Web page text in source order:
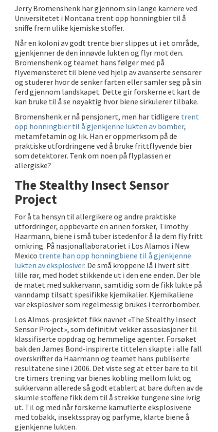
Jerry Bromenshenk har gjennom sin lange karriere ved
Universitetet i Montana trent opp honningbier til å
sniffe frem ulike kjemiske stoffer.
Når en koloni av godt trente bier slippes ut i et område,
gjenkjenner de den innøvde lukten og flyr mot den.
Bromenshenk og teamet hans følger med på
flyvemønsteret til biene ved hjelp av avanserte sensorer
og studerer hvor de senker farten eller samler seg på sin
ferd gjennom landskapet. Dette gir forskerne et kart de
kan bruke til å se nøyaktig hvor biene sirkulerer tilbake.
Bromenshenk er nå pensjonert, men har tidligere trent
opp honningbier til å gjenkjenne lukten av bomber,
metamfetamin og lik. Han er oppmerksom på de
praktiske utfordringene ved å bruke frittflyvende bier
som detektorer. Tenk om noen på flyplassen er
allergiske?
The Stealthy Insect Sensor
Project
For å ta hensyn til allergikere og andre praktiske
utfordringer, oppbevarte en annen forsker, Timothy
Haarmann, biene i små tuber istedenfor å la dem fly fritt
omkring. På nasjonallaboratoriet i Los Alamos i New
Mexico trente han opp honningbiene til å gjenkjenne
lukten av eksplosiver. De små kroppene lå i hvert sitt
lille rør, med hodet stikkende ut i den ene enden. Der ble
de matet med sukkervann, samtidig som de fikk lukte på
vanndamp tilsatt spesifikke kjemikalier. Kjemikaliene
var eksplosiver som regelmessig brukes i terrorbomber.
Los Almos-prosjektet fikk navnet «The Stealthy Insect
Sensor Project», som definitivt vekker assosiasjoner til
klassifiserte oppdrag og hemmelige agenter. Forsøket
bak den James Bond-inspirerte tittelen skapte i alle fall
overskrifter da Haarmann og teamet hans publiserte
resultatene sine i 2006. Det viste seg at etter bare to til
tre timers trening var bienes kobling mellom lukt og
sukkervann allerede så godt etablert at bare duften av de
skumle stoffene fikk dem til å strekke tungene sine ivrig
ut. Til og med når forskerne kamuflerte eksplosivene
med tobakk, insektsspray og parfyme, klarte biene å
gjenkjenne lukten.